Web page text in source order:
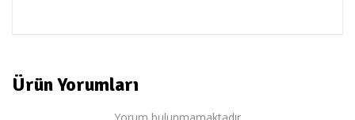
Ürün Yorumları
Yorum bulunmamaktadır